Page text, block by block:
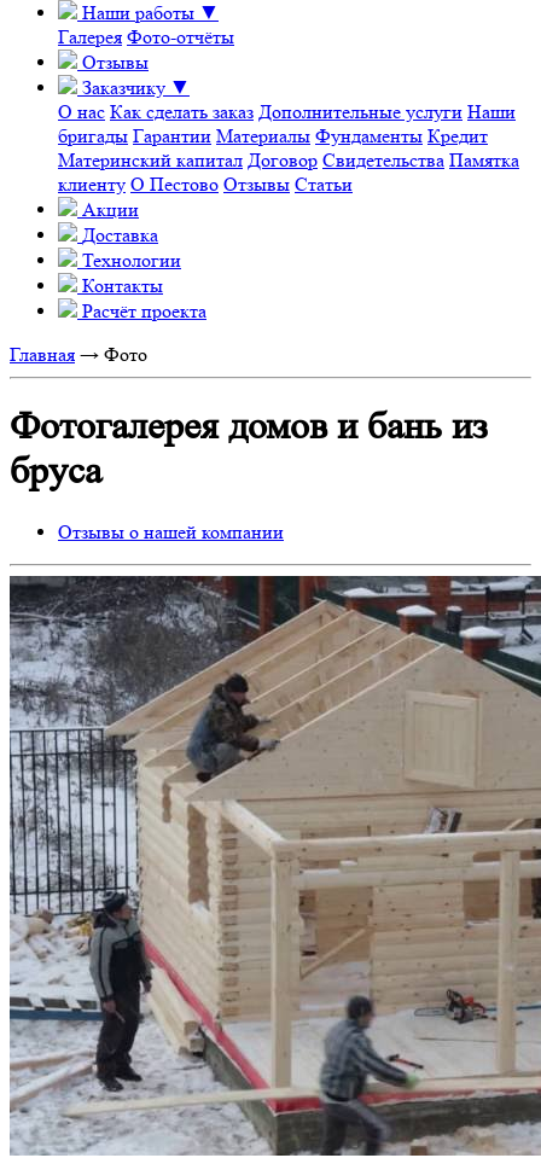
Наши работы ▼
Галерея Фото-отчёты
Отзывы
Заказчику ▼
О нас Как сделать заказ Дополнительные услуги Наши
бригады Гарантии Материалы Фундаменты Кредит
Материнский капитал Договор Свидетельства Памятка
клиенту О Пестово Отзывы Статьи
Акции
Доставка
Технологии
Контакты
Расчёт проекта
Главная → Фото
Фотогалерея домов и бань из
бруса
Отзывы о нашей компании